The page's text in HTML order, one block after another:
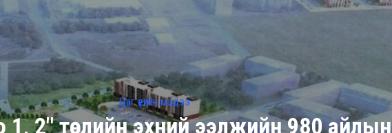
Цаг үеийн мэдээ
1, 2" төслийн эхний ээлжийн 980 айлын